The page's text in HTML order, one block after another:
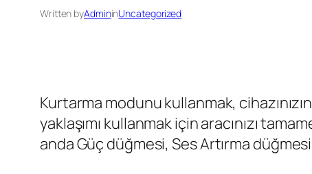
Written byAdmininUncategorized
Kurtarma modunu kullanmak,
yaklaşımı kullanmak için aracınızı
anda Güç düğmesi, Ses Artırma